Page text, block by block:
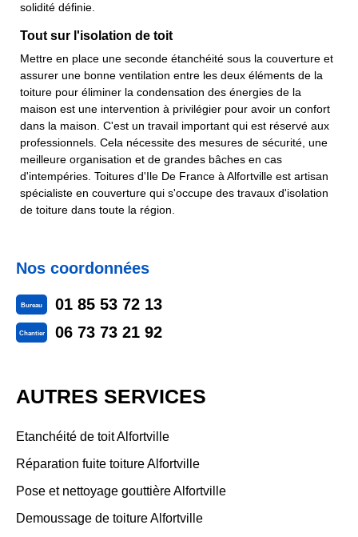
solidité définie.
Tout sur l'isolation de toit
Mettre en place une seconde étanchéité sous la couverture et
assurer une bonne ventilation entre les deux éléments de la
toiture pour éliminer la condensation des énergies de la
maison est une intervention à privilégier pour avoir un confort
dans la maison. C'est un travail important qui est réservé aux
professionnels. Cela nécessite des mesures de sécurité, une
meilleure organisation et de grandes bâches en cas
d'intempéries. Toitures d'Ile De France à Alfortville est artisan
spécialiste en couverture qui s'occupe des travaux d'isolation
de toiture dans toute la région.
Nos coordonnées
Bureau 01 85 53 72 13
Chantier 06 73 73 21 92
AUTRES SERVICES
Etanchéité de toit Alfortville
Réparation fuite toiture Alfortville
Pose et nettoyage gouttière Alfortville
Demoussage de toiture Alfortville